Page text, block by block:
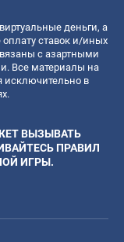
деньги, а
ставок и/иных
с азартными
Все материалы на
исключительно в
ВЫЗЫВАТЬ
ПРАВИЛ
ИГРЫ.